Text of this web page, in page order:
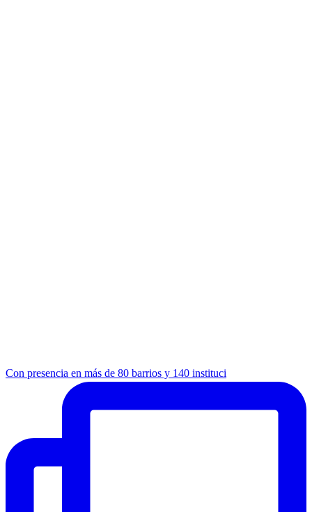
Con presencia en más de 80 barrios y 140 instituci